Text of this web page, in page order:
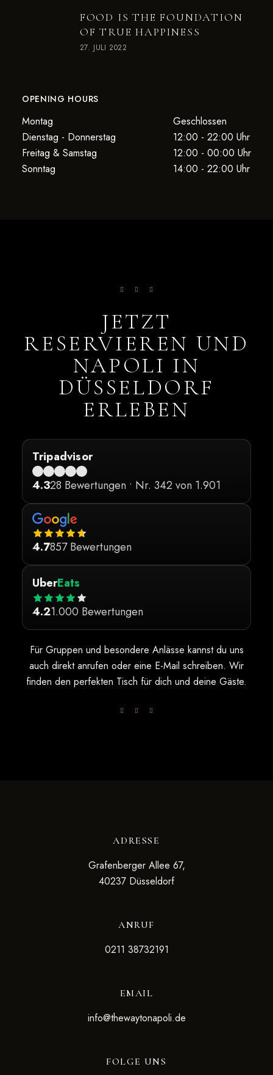
FOOD IS THE FOUNDATION
OF TRUE HAPPINESS
27. JULI 2022
OPENING HOURS
Montag
Geschlossen
Dienstag - Donnerstag
12:00 - 22:00 Uhr
Freitag & Samstag
12:00 - 00:00 Uhr
Sonntag
14:00 - 22:00 Uhr
JETZT
RESERVIEREN UND
NAPOLI IN
DÜSSELDORF
ERLEBEN
Tripadvisor
4.328 Bewertungen • Nr. 342 von 1.901
4.7857 Bewertungen
UberEats
4.21.000 Bewertungen
Für Gruppen und besondere Anlässe kannst du uns
auch direkt anrufen oder eine E-Mail schreiben. Wir
finden den perfekten Tisch für dich und deine Gäste.
ADRESSE
Grafenberger Allee 67,
40237 Düsseldorf
ANRUF
0211 38732191
EMAIL
info@thewaytonapoli.de
FOLGE UNS